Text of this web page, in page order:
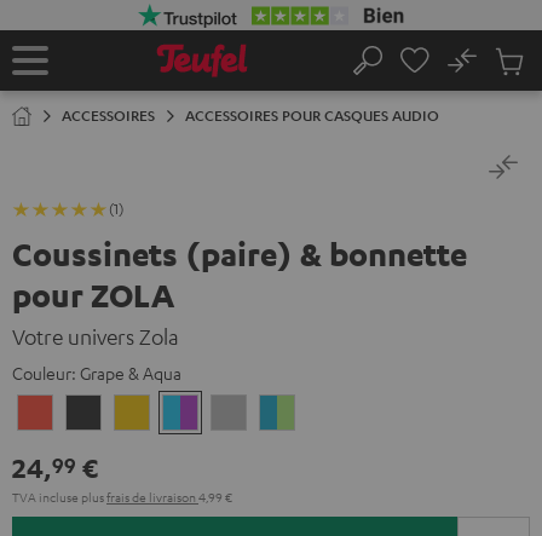
Page
Rechercher
No
ACCESSOIRES ACCESSOIRES POUR CASQUES AUDIO
(1)
Coussinets (paire) & bonnette
pour ZOLA
Votre univers Zola
Couleur: Grape & Aqua
Red
Gray
&
Gray
24,99 €
TVA incluse plusfrais de livraison 4,99 €